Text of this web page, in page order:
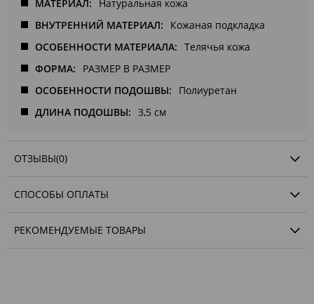
МАТЕРИАЛ
Натуральная кожа
ВНУТРЕННИЙ МАТЕРИАЛ
Кожаная подкладка
ОСОБЕННОСТИ МАТЕРИАЛА
Телячья кожа
ФОРМА
РАЗМЕР В РАЗМЕР
ОСОБЕННОСТИ ПОДОШВЫ
Полиуретан
ДЛИНА ПОДОШВЫ
3,5 см
ОТЗЫВЫ(0)
СПОСОБЫ ОПЛАТЫ
РЕКОМЕНДУЕМЫЕ ТОВАРЫ